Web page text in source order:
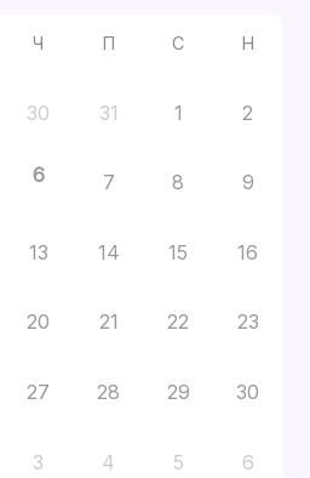
Ч П С Н
30 31 1 2
6 7 8 9
13 14 15 16
20 21 22 23
27 28 29 30
3 4 5 6